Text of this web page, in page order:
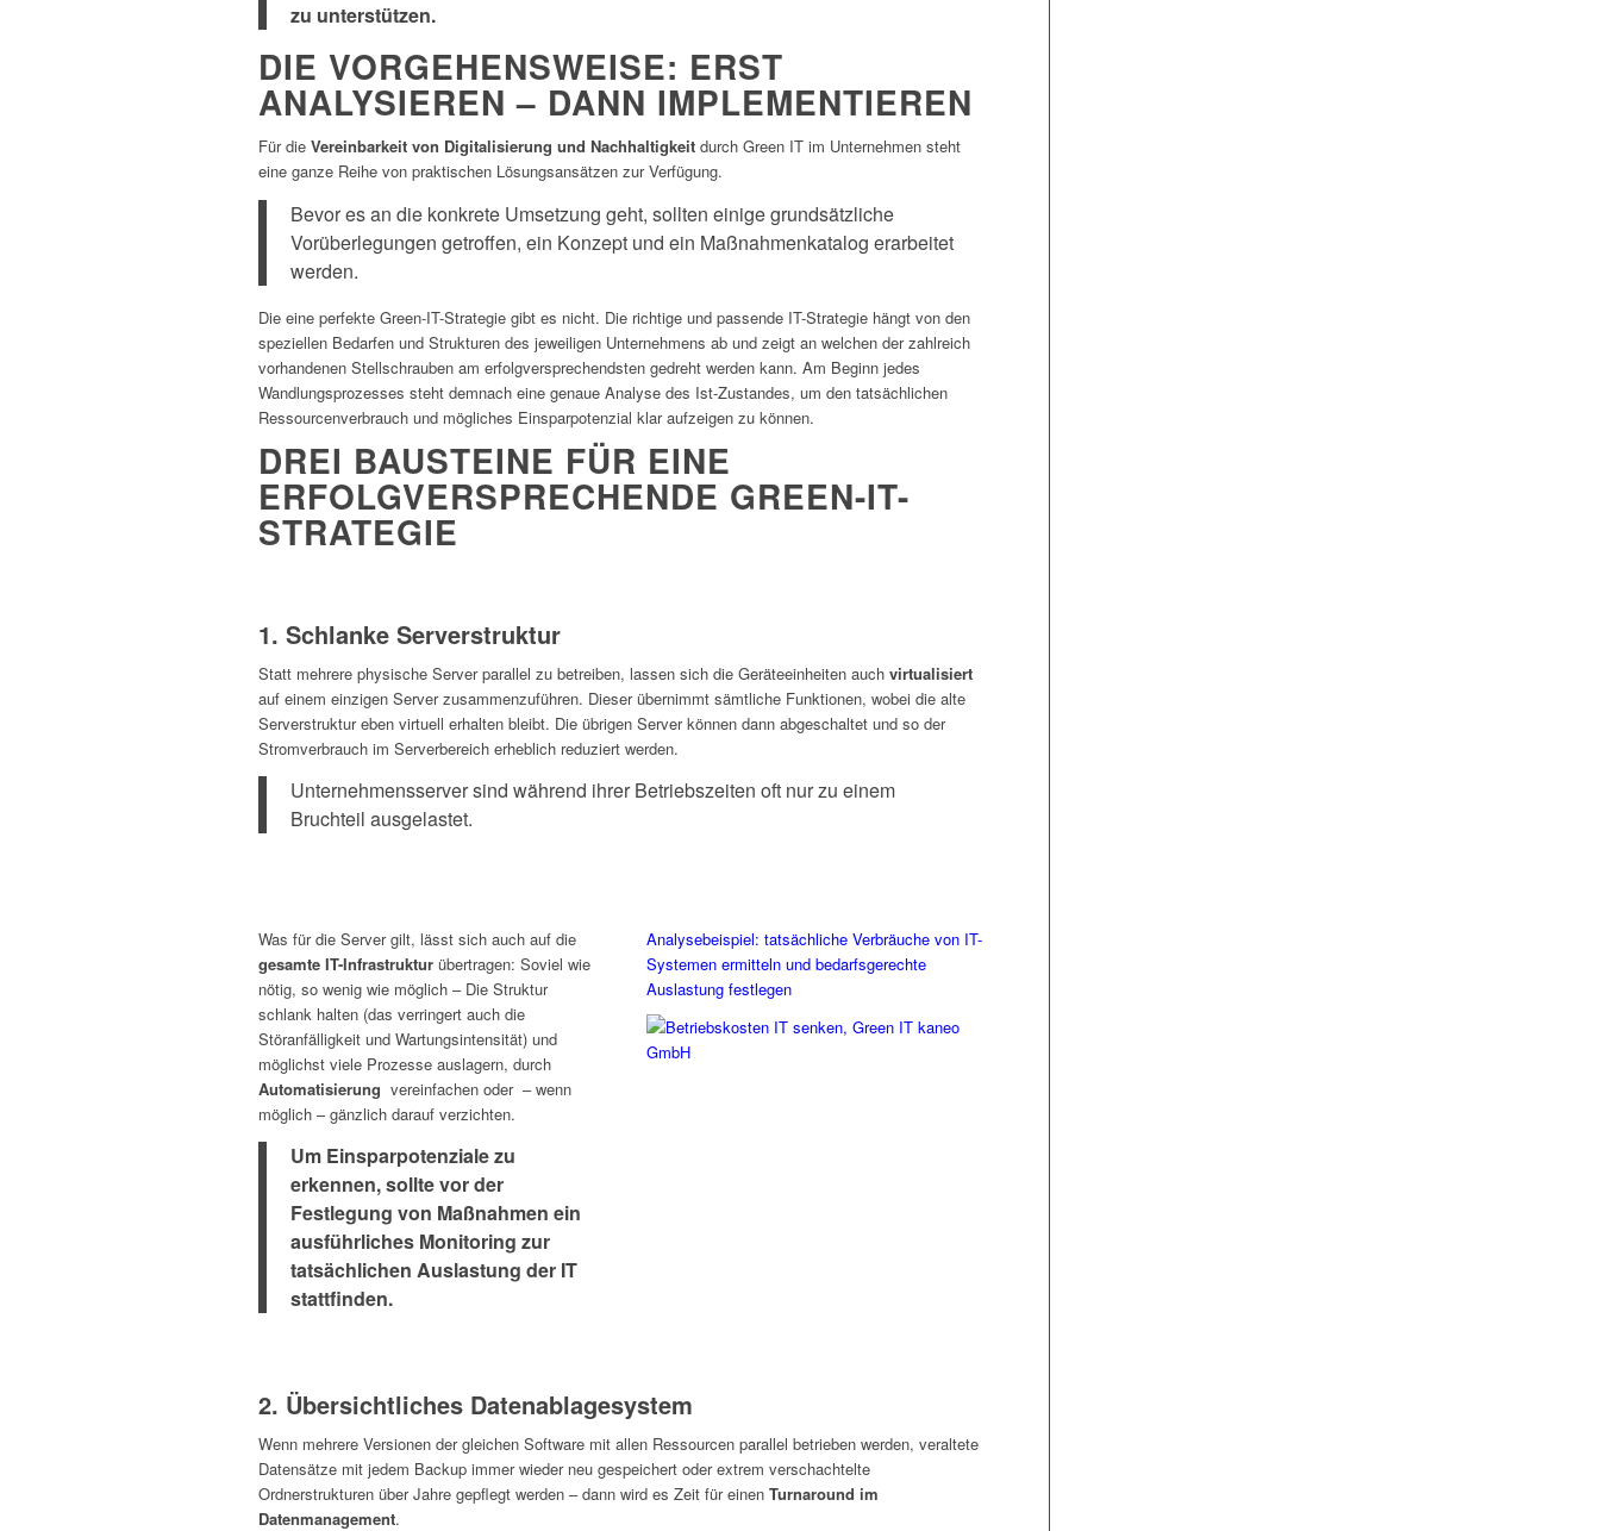
zu unterstützen.
DIE VORGEHENSWEISE: ERST
ANALYSIEREN – DANN IMPLEMENTIEREN
Für die Vereinbarkeit von Digitalisierung und Nachhaltigkeit durch Green IT im Unternehmen steht
eine ganze Reihe von praktischen Lösungsansätzen zur Verfügung.
Bevor es an die konkrete Umsetzung geht, sollten einige grundsätzliche
Vorüberlegungen getroffen, ein Konzept und ein Maßnahmenkatalog erarbeitet
werden.
Die eine perfekte Green-IT-Strategie gibt es nicht. Die richtige und passende IT-Strategie hängt von den
speziellen Bedarfen und Strukturen des jeweiligen Unternehmens ab und zeigt an welchen der zahlreich
vorhandenen Stellschrauben am erfolgversprechendsten gedreht werden kann. Am Beginn jedes
Wandlungsprozesses steht demnach eine genaue Analyse des Ist-Zustandes, um den tatsächlichen
Ressourcenverbrauch und mögliches Einsparpotenzial klar aufzeigen zu können.
DREI BAUSTEINE FÜR EINE
ERFOLGVERSPRECHENDE GREEN-IT-
STRATEGIE
1. Schlanke Serverstruktur
Statt mehrere physische Server parallel zu betreiben, lassen sich die Geräteeinheiten auch virtualisiert
auf einem einzigen Server zusammenzuführen. Dieser übernimmt sämtliche Funktionen, wobei die alte
Serverstruktur eben virtuell erhalten bleibt. Die übrigen Server können dann abgeschaltet und so der
Stromverbrauch im Serverbereich erheblich reduziert werden.
Unternehmensserver sind während ihrer Betriebszeiten oft nur zu einem
Bruchteil ausgelastet.
Was für die Server gilt, lässt sich auch auf die
gesamte IT-Infrastruktur übertragen: Soviel wie
nötig, so wenig wie möglich – Die Struktur
schlank halten (das verringert auch die
Störanfälligkeit und Wartungsintensität) und
möglichst viele Prozesse auslagern, durch
Automatisierung vereinfachen oder – wenn
möglich – gänzlich darauf verzichten.
Um Einsparpotenziale zu
erkennen, sollte vor der
Festlegung von Maßnahmen ein
ausführliches Monitoring zur
tatsächlichen Auslastung der IT
stattfinden.
Analysebeispiel: tatsächliche Verbräuche von IT-
Systemen ermitteln und bedarfsgerechte
Auslastung festlegen
2. Übersichtliches Datenablagesystem
Wenn mehrere Versionen der gleichen Software mit allen Ressourcen parallel betrieben werden, veraltete
Datensätze mit jedem Backup immer wieder neu gespeichert oder extrem verschachtelte
Ordnerstrukturen über Jahre gepflegt werden – dann wird es Zeit für einen Turnaround im
Datenmanagement.